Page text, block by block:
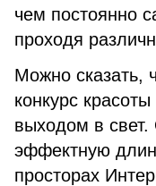
чем постоянно
проходя
Можно сказать,
конкурс
выходом в свет.
эффектную
просторах